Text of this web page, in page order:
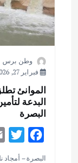
ت
وطن برس
فبراير 27, 2026
الموانئ
البدعة
البصرة
F
ac
w
البصرة –